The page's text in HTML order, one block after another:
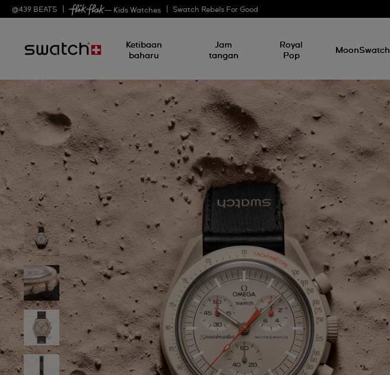
@439 BEATS — Kids Watches Swatch Rebels For Good
Ketibaan
baharu
Jam
tangan
Royal
Pop
MoonSwatch